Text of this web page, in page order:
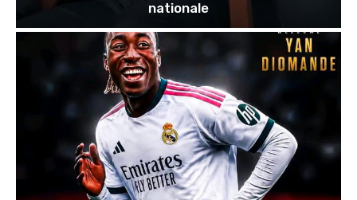
nationale